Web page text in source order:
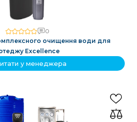
0
очищення води для
Excellence
у менеджера